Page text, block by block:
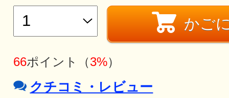
かご
66ポイント（3%）
クチコミ・レビュー